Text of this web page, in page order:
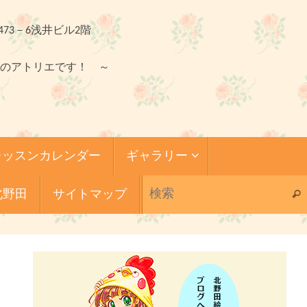
－6浅井ビル2階
アトリエです！ ～
スンカレンダー ギャラリー
田 サイトマップ 検